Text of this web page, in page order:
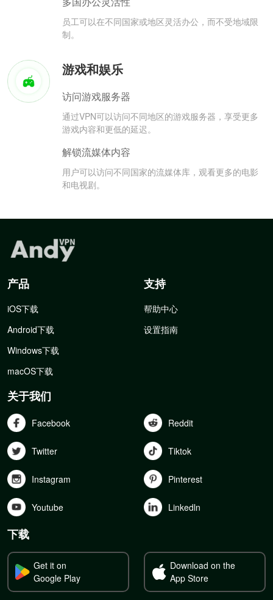
员工可以在不同国家或地区灵活办公，而不受地域限
制。
游戏和娱乐
访问游戏服务器
通过VPN可以访问不同地区的游戏服务器，享受更多
游戏内容和更低的延迟。
解锁流媒体内容
用户可以访问不同国家的流媒体库，观看更多的电影
和电视剧。
产品
iOS下载
Android下载
Windows下载
macOS下载
支持
帮助中心
设置指南
关于我们
Facebook Reddit
Twitter Tiktok
Instagram Pinterest
Youtube Linkedln
下载
Get it on
Google Play
Download on the
App Store